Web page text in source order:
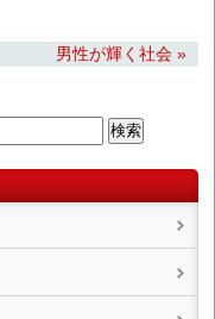
男性が輝く社会 »